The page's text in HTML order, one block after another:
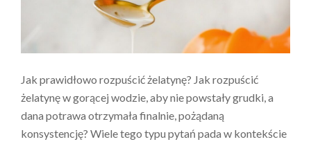
Jak prawidłowo rozpuścić żelatynę? Jak rozpuścić
żelatynę w gorącej wodzie, aby nie powstały grudki, a
dana potrawa otrzymała finalnie, pożądaną
konsystencję? Wiele tego typu pytań pada w kontekście